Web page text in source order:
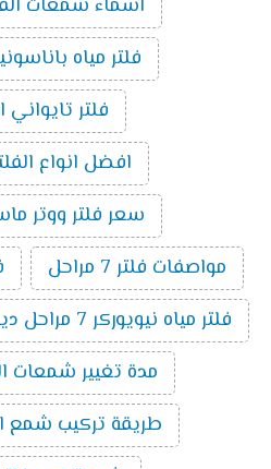
اسماء شمعات الفلتر 7
فلتر مياه باناسونيك 7
فلتر
افضل انواع الفلتر 7
سعر فلتر ووتر ماست 7
مواصفات فلتر 7 مراحل
فلتر مياه نيويوركر 7 مراحل ديجيتال
مدة تغيير شمعات الفلتر
طريقة تركيب شمع الفلتر